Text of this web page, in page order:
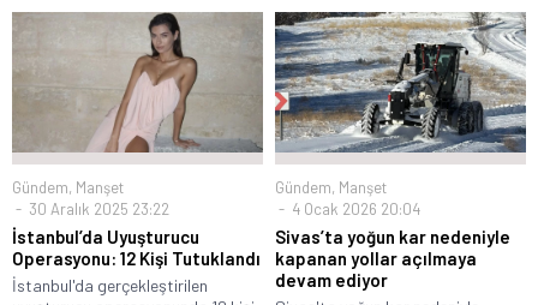
Gündem, Manşet
30 Aralık 2025 23:22
İstanbul’da Uyuşturucu
Operasyonu: 12 Kişi Tutuklandı
İstanbul'da gerçekleştirilen
Gündem, Manşet
4 Ocak 2026 20:04
Sivas’ta yoğun kar nedeniyle
kapanan yollar açılmaya
devam ediyor